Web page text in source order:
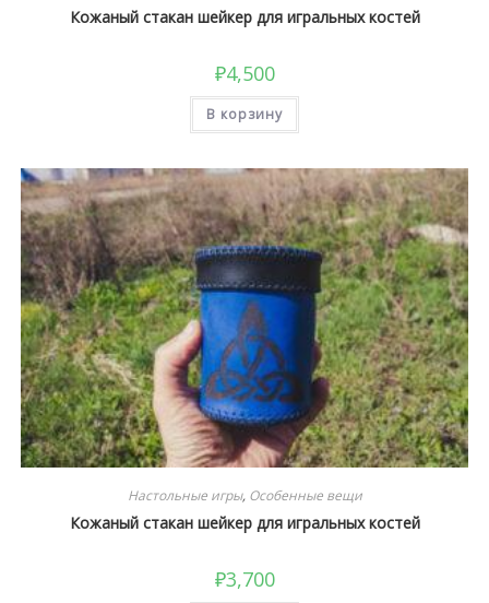
Кожаный стакан шейкер для игральных костей
₽4,500
В корзину
Настольные игры, Особенные вещи
Кожаный стакан шейкер для игральных костей
₽3,700